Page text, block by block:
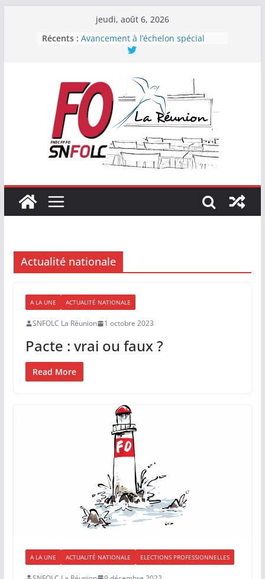
jeudi, août 6, 2026
Récents : Avancement à l’échelon spécial
organisation syndicale de la
Fonction publique de l’État
En CAPN des professeurs, CPE et
PsyEN, la FNEC FP-FO se renforce !
Élections professionnelles 2022 :
FO encore en progression !
Actualité nationale
A LA UNE ACTUALITÉ NATIONALE
SNFOLC La Réunion 1 octobre 2023
Pacte : vrai ou faux ?
Read More
A LA UNE ACTUALITÉ NATIONALE ELECTIONS PROFESSIONNELLES